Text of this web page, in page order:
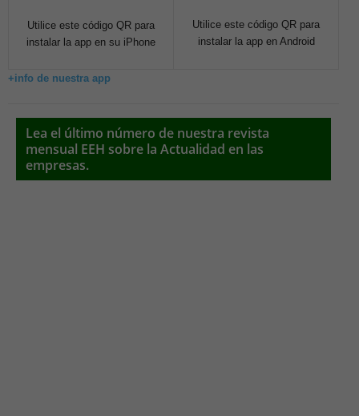
Utilice este código QR para
instalar la app en su iPhone
Utilice este código QR para
instalar la app en Android
+info de nuestra app
Lea el último número de nuestra revista
mensual EEH sobre la Actualidad en las
empresas.